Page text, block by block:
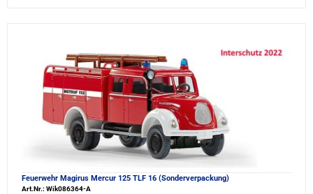
Feuerwehr Magirus Mercur 125 TLF 16 (Sonderverpackung)
Art.Nr.: Wik086364-A